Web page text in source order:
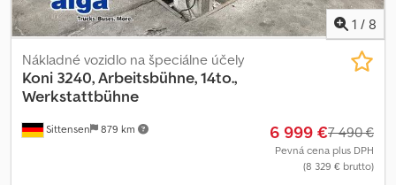
1 / 8
Sittensen 879 km
Nákladné vozidlo na špeciálne účely
Koni 3240, Arbeitsbühne, 14to.,
Werkstattbühne
6 999 €7 490 €
Pevná cena plus DPH
(8 329 € brutto)